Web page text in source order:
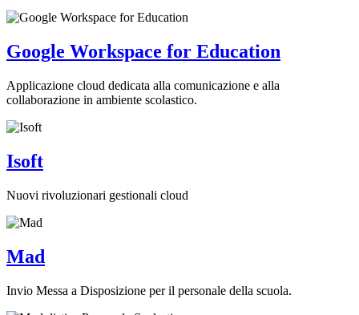
Google Workspace for Education
Applicazione cloud dedicata alla comunicazione e alla
collaborazione in ambiente scolastico.
Isoft
Nuovi rivoluzionari gestionali cloud
Mad
Invio Messa a Disposizione per il personale della scuola.